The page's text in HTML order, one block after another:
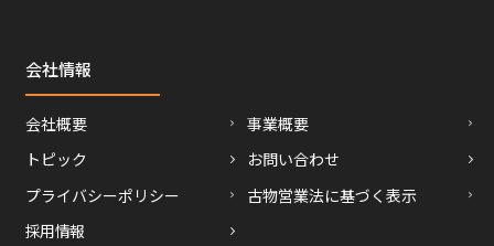
会社情報
会社概要
事業概要
トピック
お問い合わせ
プライバシーポリシー
古物営業法に基づく表示
採用情報